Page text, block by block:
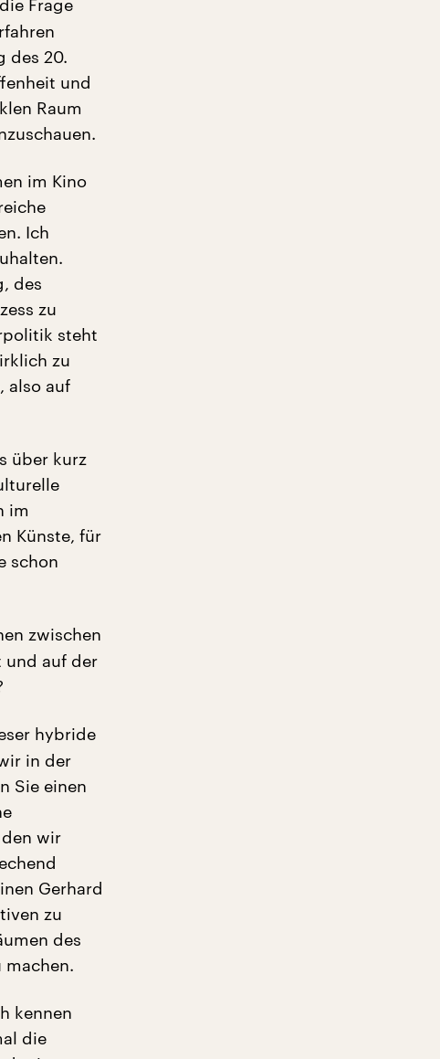
Frage
des 20.
und
Raum
im Kino
Ich
des
zu
steht
zu
also auf
über kurz
im
Künste, für
schon
zwischen
und auf der
hybride
in der
Sie einen
wir
Gerhard
zu
des
kennen
die